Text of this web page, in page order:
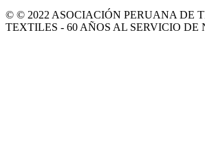
© © 2022 ASOCIACIÓN PERUANA DE
TEXTILES - 60 AÑOS AL SERVICIO DE